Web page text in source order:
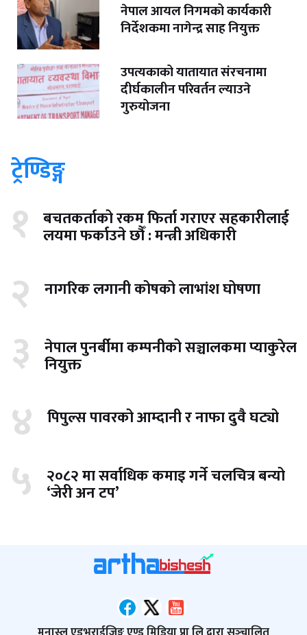
नेपाल आयल निगमको कार्यकारी
निर्देशकमा नागेन्द्र साह नियुक्त
उपत्यकाको यातायात संरचनामा
दीर्घकालीन परिवर्तन ल्याउने
गुरुयोजना
ट्रेण्डिङ्ग
१ बचतकर्ताको रकम फिर्ता गराएर सहकारीलाई
लयमा फर्काउने छौँ : मन्त्री अधिकारी
२ नागरिक लगानी कोषको लाभांश घोषणा
३ नेपाल पुनर्बीमा कम्पनीको सञ्चालकमा प्याकुरेल
नियुक्त
४ पिपुल्स पावरको आम्दानी र नाफा दुवै घट्यो
५ २०८२ मा सर्वाधिक कमाइ गर्ने चलचित्र बन्यो
‘जेरी अन टप’